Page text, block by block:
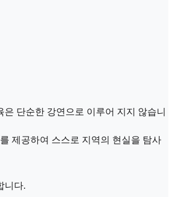
은 단순한 강연으로 이루어 지지 않습니
제공하여 스스로 지역의 현실을 탐사
니다.